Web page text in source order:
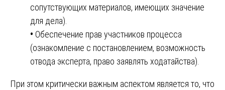
сопутствующих материалов, имеющих значение
для дела).
• Обеспечение прав участников процесса
(ознакомление с постановлением, возможность
отвода эксперта, право заявлять ходатайства).
При этом критически важным аспектом является то, что